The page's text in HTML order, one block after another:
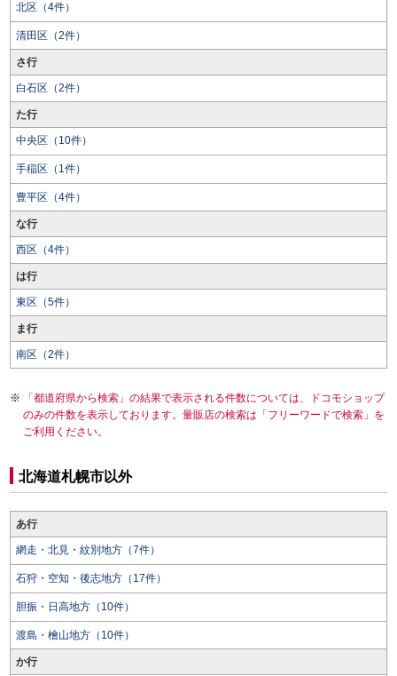
北区（4件）
清田区（2件）
さ行
白石区（2件）
た行
中央区（10件）
手稲区（1件）
豊平区（4件）
な行
西区（4件）
は行
東区（5件）
ま行
南区（2件）
「都道府県から検索」の結果で表示される件数については、ドコモショップ
のみの件数を表示しております。量販店の検索は「フリーワードで検索」を
ご利用ください。
北海道札幌市以外
あ行
網走・北見・紋別地方（7件）
石狩・空知・後志地方（17件）
胆振・日高地方（10件）
渡島・檜山地方（10件）
か行